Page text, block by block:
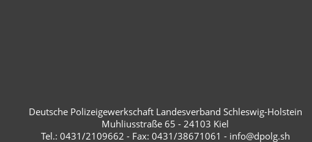
Deutsche Polizeigewerkschaft Landesverband Schleswig-Holstein
Muhliusstraße 65 - 24103 Kiel
Tel.: 0431/2109662 - Fax: 0431/38671061 - info@dpolg.sh